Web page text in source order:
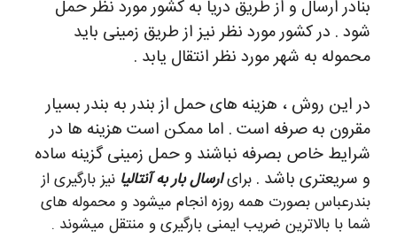
بنادر ارسال و از طریق دریا به کشور مورد نظر حمل
شود . در کشور مورد نظر نیز از طریق زمینی باید
محموله به شهر مورد نظر انتقال یابد .
در این روش ، هزینه های حمل از بندر به بندر بسیار
مقرون به صرفه است . اما ممکن است هزینه ها در
شرایط خاص بصرفه نباشند و حمل زمینی گزینه ساده
و سریعتری باشد . برایارسال بار به آنتالیا نیز بارگیری از
بندرعباس بصورت همه روزه انجام میشود و محموله های
شما با بالاترین ضریب ایمنی بارگیری و منتقل میشوند .